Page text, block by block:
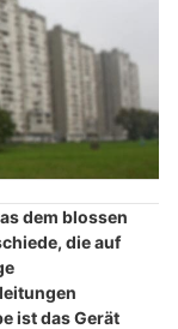
dem blossen
die auf
ist das Gerät